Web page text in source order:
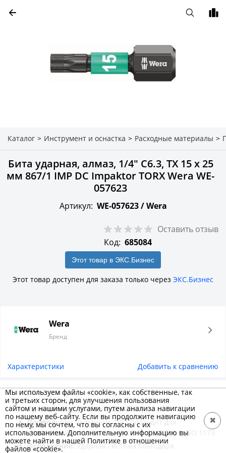
Каталог > Инструмент и оснастка > Расходные материалы >
Бита ударная, алмаз, 1/4" C6.3, TX 15 x 25
мм 867/1 IMP DC Impaktor TORX Wera WE-
057623
Артикул: WE-057623 /Wera
Оставить отзыв
Код: 685084
Этот товар в ЭКС.Бизнес
Этот товар доступен для заказа только через ЭКС.Бизнес
Wera
Бренд
Характеристики Добавить к сравнению
Описание товара
Применение:Для винтов TORX®
Привод:Шестигранник 1/4", подходит для
держателей в соответствии с DIN 3126-D 6,3, ISO 1173
Исполнение:Ударная система благодаря
Мы используем файлы «cookie», как собственные, так
и третьих сторон, для улучшения пользования
сайтом и нашими услугами, путем анализа навигации
по нашему веб-сайту. Если вы продолжите навигацию
по нему, мы сочтем, что вы согласны с их
использованием. Дополнительную информацию вы
можете найти в нашей Политике в отношении
файлов «cookie».
✖